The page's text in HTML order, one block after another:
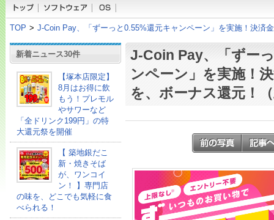
TOP > J-Coin Pay、「ずーっと0.55%還元キャンペーン」を実施！決済
新着ニュース30件
【塚本店限定】
8月はお得に飲
もう！プレモル
やサワーなど
「全ドリンク199円」の特
大還元祭を開催
【 築地銀だこ
新・焼きそば
が、ワンコイ
ン！ 】専門店
の味を、どこでも気軽に食
べられる！
J-Coin Pay、「ずー
ンペーン」を実施！
を、ボーナス還元！